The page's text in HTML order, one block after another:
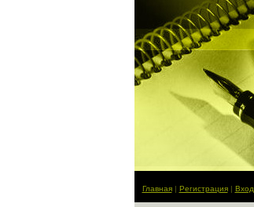
Главная| Регистрация| Вход